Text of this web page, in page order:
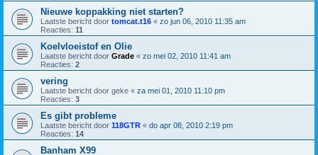
Nieuwe koppakking niet starten?
Laatste bericht door tomcat.t16 « zo jun 06, 2010 11:35 am
Reacties: 11
Koelvloeistof en Olie
Laatste bericht door Grade « zo mei 02, 2010 11:41 am
Reacties: 2
vering
Laatste bericht door geke « za mei 01, 2010 11:10 pm
Reacties: 3
Es gibt probleme
Laatste bericht door 118GTR « do apr 08, 2010 2:19 pm
Reacties: 14
Banham X99